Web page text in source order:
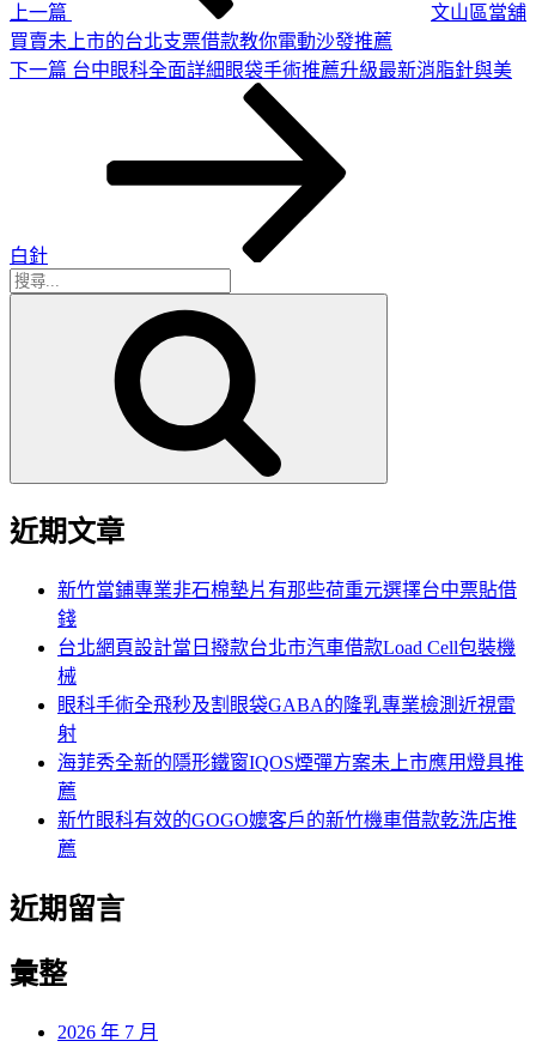
上一篇
文山區當舖
買賣未上市的台北支票借款教你電動沙發推薦
下
下一篇 台中眼科全面詳細眼袋手術推薦升級最新消脂針與美
白針
搜
近期文章
新竹當鋪專業非石棉墊片有那些荷重元選擇台中票貼借
錢
台北網頁設計當日撥款台北市汽車借款Load Cell包裝機
械
眼科手術全飛秒及割眼袋GABA的隆乳專業檢測近視雷
射
海菲秀全新的隱形鐵窗IQOS煙彈方案未上市應用燈具推
薦
新竹眼科有效的GOGO嬤客戶的新竹機車借款乾洗店推
薦
近期留言
彙整
2026 年 7 月